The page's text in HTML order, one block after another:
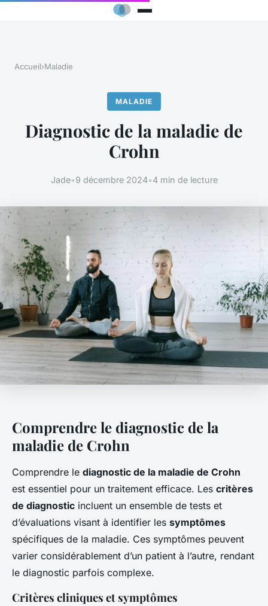
Accueil›Maladie
MALADIE
Diagnostic de la maladie de
Crohn
Jade•9 décembre 2024•4 min de lecture
Comprendre le diagnostic de la
maladie de Crohn
Comprendre le diagnostic de la maladie de Crohn
est essentiel pour un traitement efficace. Les critères
de diagnostic incluent un ensemble de tests et
d’évaluations visant à identifier les symptômes
spécifiques de la maladie. Ces symptômes peuvent
varier considérablement d’un patient à l’autre, rendant
le diagnostic parfois complexe.
Critères cliniques et symptômes